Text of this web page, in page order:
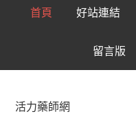
首頁 好站連結
留言版
活力藥師網